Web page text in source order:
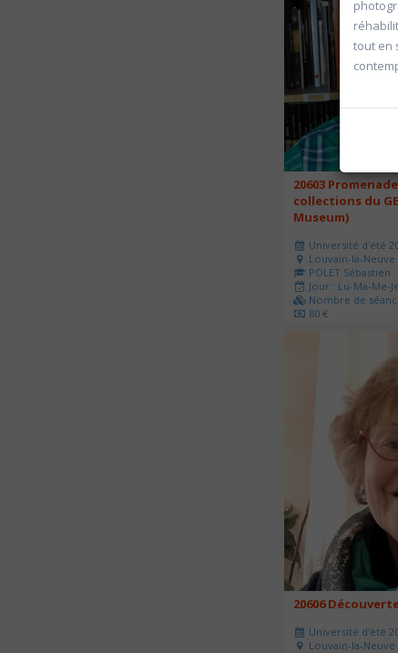
20603
collections du
Museum)
Université d'été
Louvain-la-Neuve
POLET Sébastien
Jour : Lu-Ma-Me-
Nombre de
80 €
20606
Université d'été
Louvain-la-Neuve
tout en